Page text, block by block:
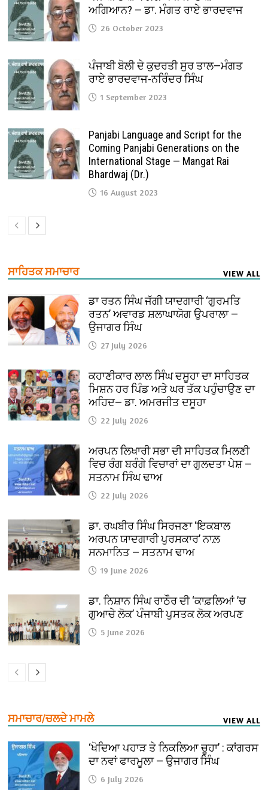
ਅਗਿਆਨ? — ਡਾ. ਮੰਗਤ ਰਾਏ ਭਾਰਦਵਾਜ
26 October 2023
ਪੰਜਾਬੀ ਬੋਲੀ ਦੇ ਕੁਦਰਤੀ ਸੁਰ ਤਾਲ—ਮੰਗਤ
ਰਾਏ ਭਾਰਦਵਾਜ-ਨਰਿੰਦਰ ਸਿੰਘ
1 September 2023
Panjabi Language and Script for the
Coming Panjabi Generations on the
International Stage — Mangat Rai
Bhardwaj (Dr.)
16 August 2023
ਸਾਹਿਤਕ ਸਮਾਚਾਰ VIEW ALL
ਡਾ ਰਤਨ ਸਿੰਘ ਜੱਗੀ ਯਾਦਗਾਰੀ ‘ਗੁਰਮਤਿ
ਰਤਨ’ ਅਵਾਰਡ ਸ਼ਲਾਘਾਯੋਗ ਉਪਰਾਲਾ —
ਉਜਾਗਰ ਸਿੰਘ
27 July 2026
ਕਹਾਣੀਕਾਰ ਲਾਲ ਸਿੰਘ ਦਸੂਹਾ ਦਾ ਸਾਹਿਤਕ
ਮਿਸ਼ਨ ਹਰ ਪਿੰਡ ਅਤੇ ਘਰ ਤੱਕ ਪਹੁੰਚਾਉਣ ਦਾ
ਅਹਿਦ— ਡਾ. ਅਮਰਜੀਤ ਦਸੂਹਾ
22 July 2026
ਅਰਪਨ ਲਿਖਾਰੀ ਸਭਾ ਦੀ ਸਾਹਿਤਕ ਮਿਲਣੀ
ਵਿਚ ਰੰਗ ਬਰੰਗੇ ਵਿਚਾਰਾਂ ਦਾ ਗੁਲਦਤਾ ਪੇਸ਼ —
ਸਤਨਾਮ ਸਿੰਘ ਢਾਅ
22 July 2026
ਡਾ. ਰਘਬੀਰ ਸਿੰਘ ਸਿਰਜਣਾ ‘ਇਕਬਾਲ
ਅਰਪਨ ਯਾਦਗਾਰੀ ਪੁਰਸਕਾਰ’ ਨਾਲ਼
ਸਨਮਾਨਿਤ — ਸਤਨਾਮ ਢਾਅ
19 June 2026
ਡਾ. ਨਿਸ਼ਾਨ ਸਿੰਘ ਰਾਠੌਰ ਦੀ ‘ਕਾਫ਼ਲਿਆਂ ’ਚ
ਗੁਆਚੇ ਲੋਕ’ ਪੰਜਾਬੀ ਪੁਸਤਕ ਲੋਕ ਅਰਪਣ
5 June 2026
ਸਮਾਚਾਰ/ਚਲਦੇ ਮਾਮਲੇ VIEW ALL
‘ਖੋਦਿਆ ਪਹਾੜ ਤੇ ਨਿਕਲਿਆ ਚੂਹਾ’ : ਕਾਂਗਰਸ
ਦਾ ਨਵਾਂ ਫਾਰਮੂਲਾ — ਉਜਾਗਰ ਸਿੰਘ
6 July 2026